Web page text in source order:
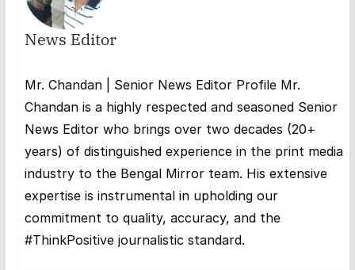
News Editor
Mr. Chandan | Senior News Editor Profile Mr.
Chandan is a highly respected and seasoned Senior
News Editor who brings over two decades (20+
years) of distinguished experience in the print media
industry to the Bengal Mirror team. His extensive
expertise is instrumental in upholding our
commitment to quality, accuracy, and the
#ThinkPositive journalistic standard.